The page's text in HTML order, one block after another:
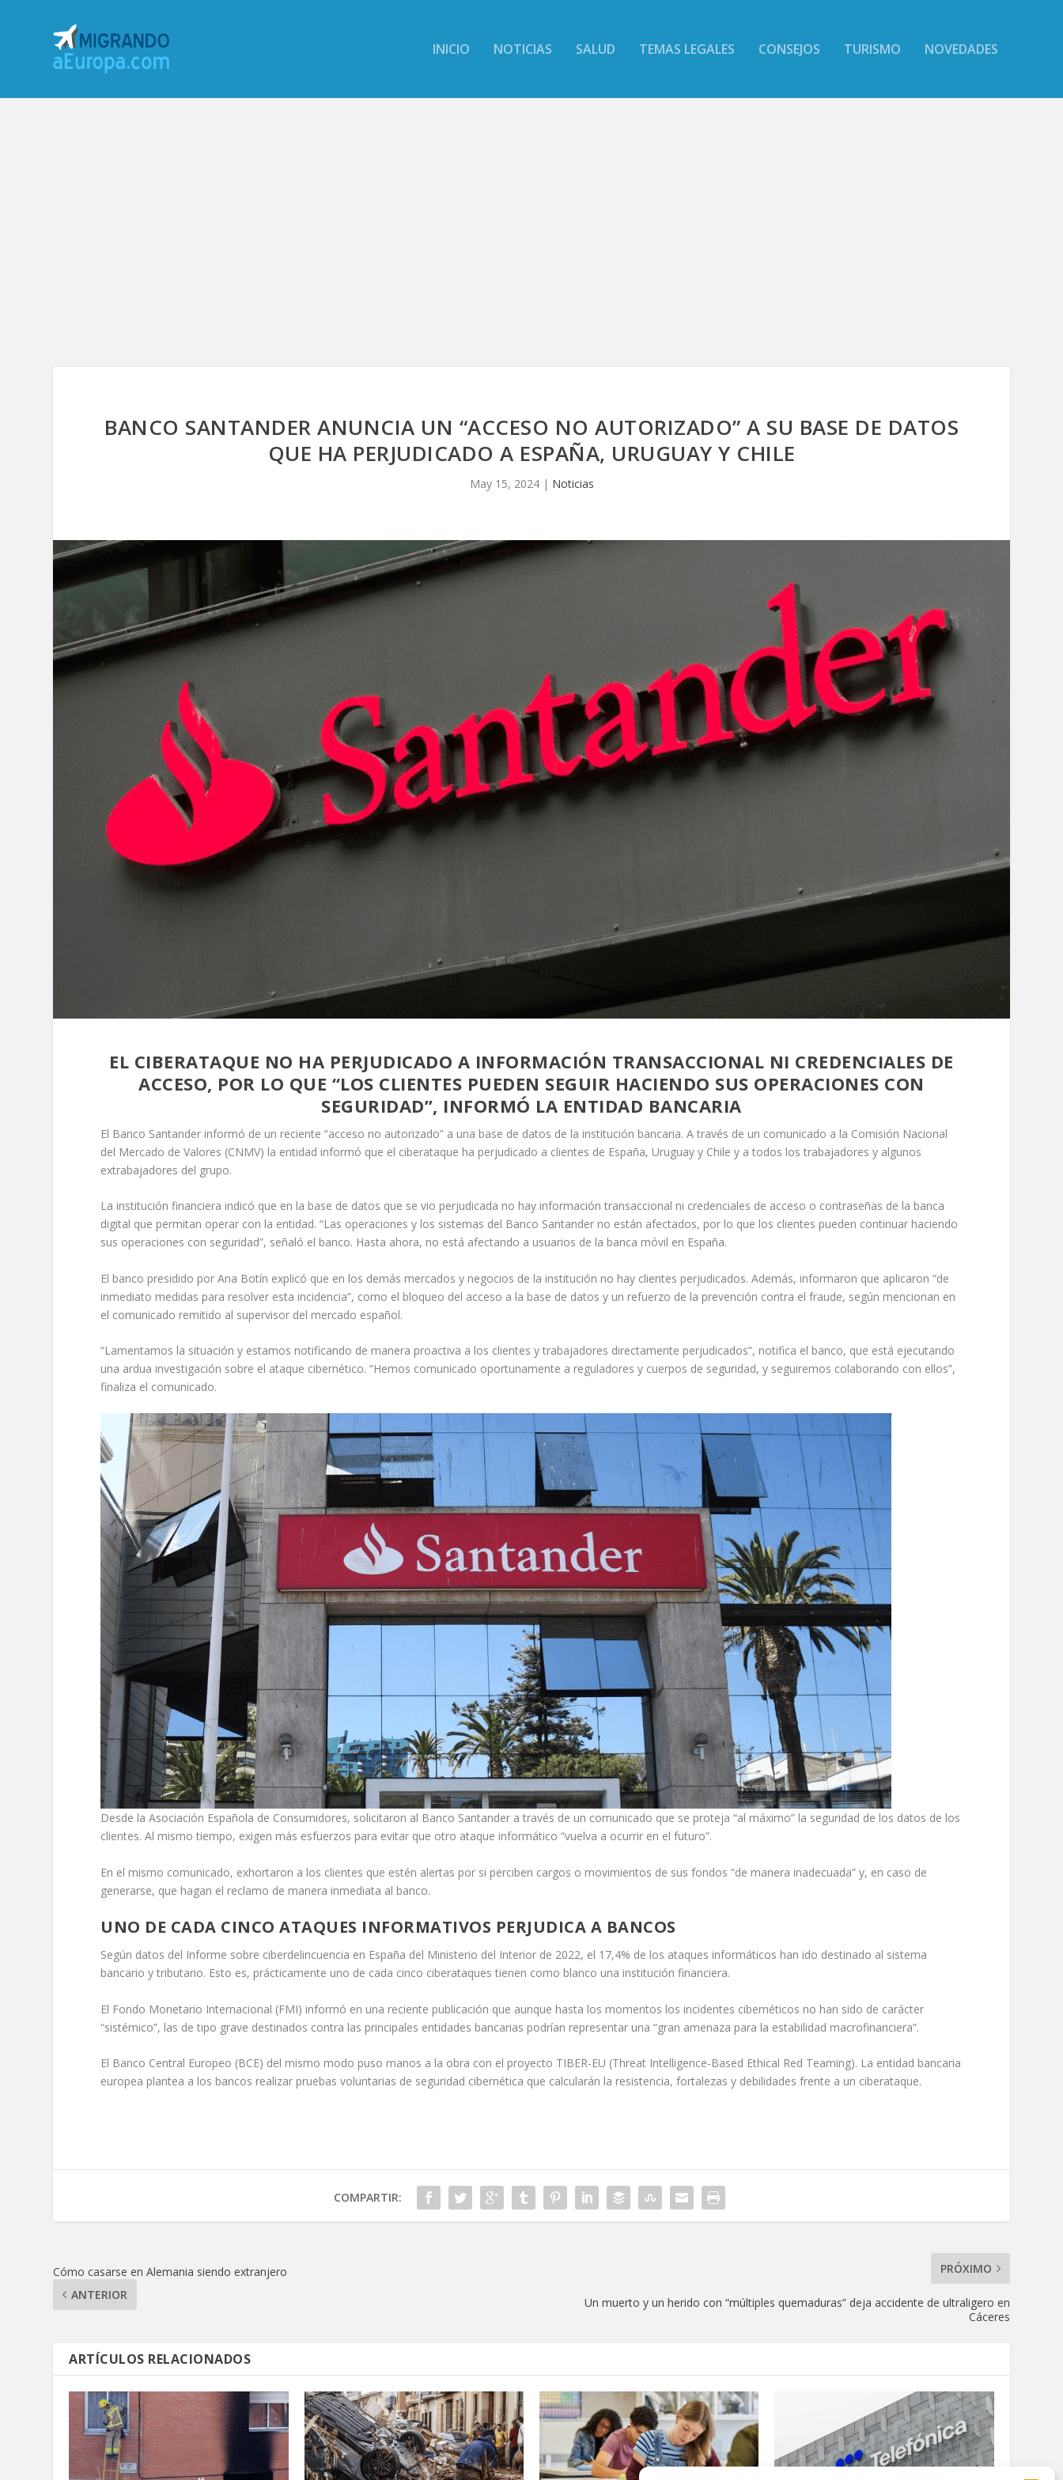
INICIO NOTICIAS SALUD TEMAS LEGALES CONSEJOS TURISMO NOVEDADES
BANCO SANTANDER ANUNCIA UN “ACCESO NO AUTORIZADO” A SU BASE DE DATOS
QUE HA PERJUDICADO A ESPAÑA, URUGUAY Y CHILE
May 15, 2024| Noticias
EL CIBERATAQUE NO HA PERJUDICADO A INFORMACIÓN TRANSACCIONAL NI CREDENCIALES DE
ACCESO, POR LO QUE “LOS CLIENTES PUEDEN SEGUIR HACIENDO SUS OPERACIONES CON
SEGURIDAD”, INFORMÓ LA ENTIDAD BANCARIA
El Banco Santander informó de un reciente “acceso no autorizado” a una base de datos de la institución bancaria. A través de un comunicado a la Comisión Nacional
del Mercado de Valores (CNMV) la entidad informó que el ciberataque ha perjudicado a clientes de España, Uruguay y Chile y a todos los trabajadores y algunos
extrabajadores del grupo.
La institución financiera indicó que en la base de datos que se vio perjudicada no hay información transaccional ni credenciales de acceso o contraseñas de la banca
digital que permitan operar con la entidad. “Las operaciones y los sistemas del Banco Santander no están afectados, por lo que los clientes pueden continuar haciendo
sus operaciones con seguridad”, señaló el banco. Hasta ahora, no está afectando a usuarios de la banca móvil en España.
El banco presidido por Ana Botín explicó que en los demás mercados y negocios de la institución no hay clientes perjudicados. Además, informaron que aplicaron “de
inmediato medidas para resolver esta incidencia”, como el bloqueo del acceso a la base de datos y un refuerzo de la prevención contra el fraude, según mencionan en
el comunicado remitido al supervisor del mercado español.
“Lamentamos la situación y estamos notificando de manera proactiva a los clientes y trabajadores directamente perjudicados”, notifica el banco, que está ejecutando
una ardua investigación sobre el ataque cibernético. “Hemos comunicado oportunamente a reguladores y cuerpos de seguridad, y seguiremos colaborando con ellos”,
finaliza el comunicado.
Desde la Asociación Española de Consumidores, solicitaron al Banco Santander a través de un comunicado que se proteja “al máximo” la seguridad de los datos de los
clientes. Al mismo tiempo, exigen más esfuerzos para evitar que otro ataque informático “vuelva a ocurrir en el futuro”.
En el mismo comunicado, exhortaron a los clientes que estén alertas por si perciben cargos o movimientos de sus fondos “de manera inadecuada” y, en caso de
generarse, que hagan el reclamo de manera inmediata al banco.
UNO DE CADA CINCO ATAQUES INFORMATIVOS PERJUDICA A BANCOS
Según datos del Informe sobre ciberdelincuencia en España del Ministerio del Interior de 2022, el 17,4% de los ataques informáticos han ido destinado al sistema
bancario y tributario. Esto es, prácticamente uno de cada cinco ciberataques tienen como blanco una institución financiera.
El Fondo Monetario Internacional (FMI) informó en una reciente publicación que aunque hasta los momentos los incidentes cibernéticos no han sido de carácter
“sistémico”, las de tipo grave destinados contra las principales entidades bancarias podrían representar una “gran amenaza para la estabilidad macrofinanciera”.
El Banco Central Europeo (BCE) del mismo modo puso manos a la obra con el proyecto TIBER-EU (Threat Intelligence-Based Ethical Red Teaming). La entidad bancaria
europea plantea a los bancos realizar pruebas voluntarias de seguridad cibernética que calcularán la resistencia, fortalezas y debilidades frente a un ciberataque.
COMPARTIR:
Cómo casarse en Alemania siendo extranjero
ANTERIOR
PRÓXIMO
Un muerto y un herido con “múltiples quemaduras” deja accidente de ultraligero en
Cáceres
ARTÍCULOS RELACIONADOS